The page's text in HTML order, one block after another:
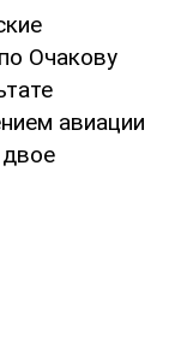
Очакову
авиации